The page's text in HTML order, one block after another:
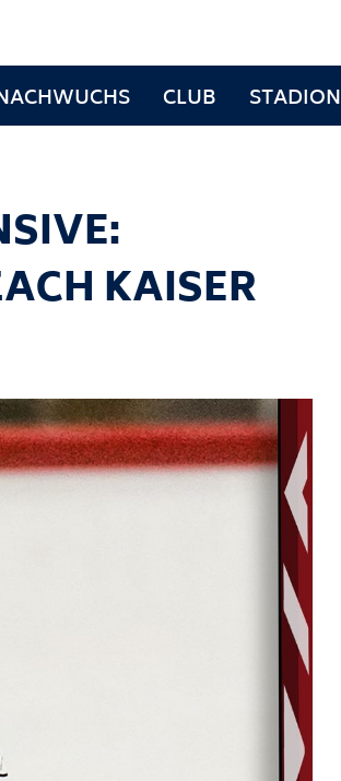
CLUB STADION
KAISER